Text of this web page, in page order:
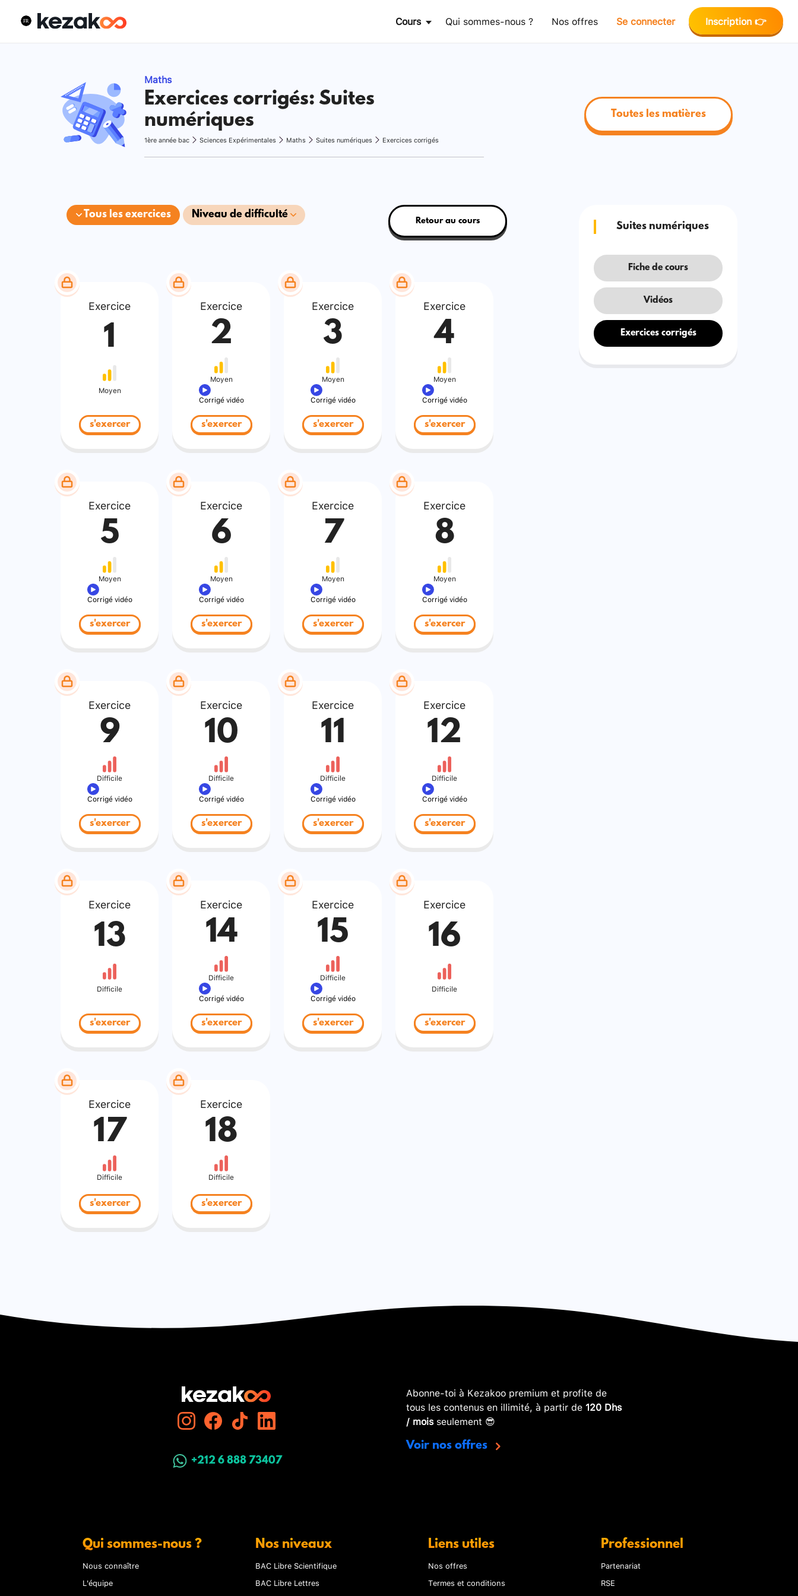
Cours Qui sommes-nous ? Nos offres Se connecter Inscription 👉
Maths
Exercices corrigés: Suites
numériques
1ère année bac Sciences Expérimentales Maths Suites numériques Exercices corrigés
Toutes les matières
Tous les exercices Niveau de difficulté
Retour au cours
Exercice
1
Moyen
s'exercer
Exercice
2
Moyen
Corrigé vidéo
s'exercer
Exercice
3
Moyen
Corrigé vidéo
s'exercer
Exercice
4
Moyen
Corrigé vidéo
s'exercer
Exercice
5
Moyen
Corrigé vidéo
s'exercer
Exercice
6
Moyen
Corrigé vidéo
s'exercer
Exercice
7
Moyen
Corrigé vidéo
s'exercer
Exercice
8
Moyen
Corrigé vidéo
s'exercer
Exercice
9
Difficile
Corrigé vidéo
s'exercer
Exercice
10
Difficile
Corrigé vidéo
s'exercer
Exercice
11
Difficile
Corrigé vidéo
s'exercer
Exercice
12
Difficile
Corrigé vidéo
s'exercer
Exercice
13
Difficile
s'exercer
Exercice
14
Difficile
Corrigé vidéo
s'exercer
Exercice
15
Difficile
Corrigé vidéo
s'exercer
Exercice
16
Difficile
s'exercer
Exercice
17
Difficile
s'exercer
Exercice
18
Difficile
s'exercer
Suites numériques
Fiche de cours
Vidéos
Exercices corrigés
+212 6 888 73407
Abonne-toi à Kezakoo premium et profite de
tous les contenus en illimité, à partir de 120 Dhs
/ moisseulement 😎
Voir nos offres
Qui sommes-nous ?
Nous connaître
L'équipe
Nos niveaux
BAC Libre Scientifique
BAC Libre Lettres
Liens utiles
Nos offres
Termes et conditions
Professionnel
Partenariat
RSE